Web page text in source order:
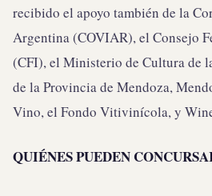
recibido el apoyo también de la
Argentina (COVIAR), el Consejo
(CFI), el Ministerio de Cultura de
de la Provincia de Mendoza,
Vino, el Fondo Vitivinícola, y
QUIÉNES PUEDEN